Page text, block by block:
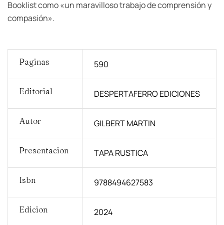
Booklist como «un maravilloso trabajo de comprensión y
compasión».
Paginas 590
Editorial DESPERTAFERRO EDICIONES
Autor GILBERT MARTIN
Presentacion TAPA RUSTICA
Isbn 9788494627583
Edicion 2024